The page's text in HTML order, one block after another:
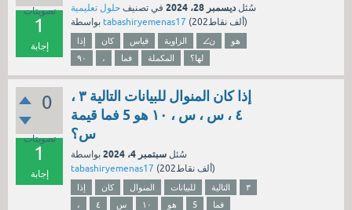
تصويتات
1
إجابة
سُئل ديسمبر 28، 2024 في تصنيف حلول تعليمية
tabashiryemenas17 ( 202ألفنقاط)
إذا كان قياس الزاوية ∠ن
هو
٩٠
، فما المكملة لها؟
0
تصويتات
1
إجابة
إذا كان المنوال للبيانات التالية ٣ ،
٤ ، س ، س ، ١٠ هو 5 فما قيمة
س؟
سُئل سبتمبر 4، 2024
بواسطة
tabashiryemenas17 ( 202ألفنقاط)
إذا كان المنوال للبيانات التالية
٣
،
٤ س ١٠ هو 5
فما